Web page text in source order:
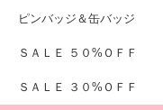
ピンバッジ＆缶バッジ
ＳＡＬＥ ５０%ＯＦＦ
ＳＡＬＥ ３０%ＯＦＦ